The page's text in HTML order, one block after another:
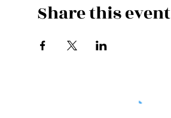
Share this event